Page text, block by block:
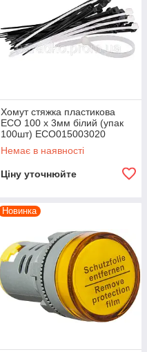
Хомут стяжка пластикова
ECO 100 х 3мм білий (упак
100шт) ECO015003020
Немає в наявності
Ціну уточнюйте
Новинка